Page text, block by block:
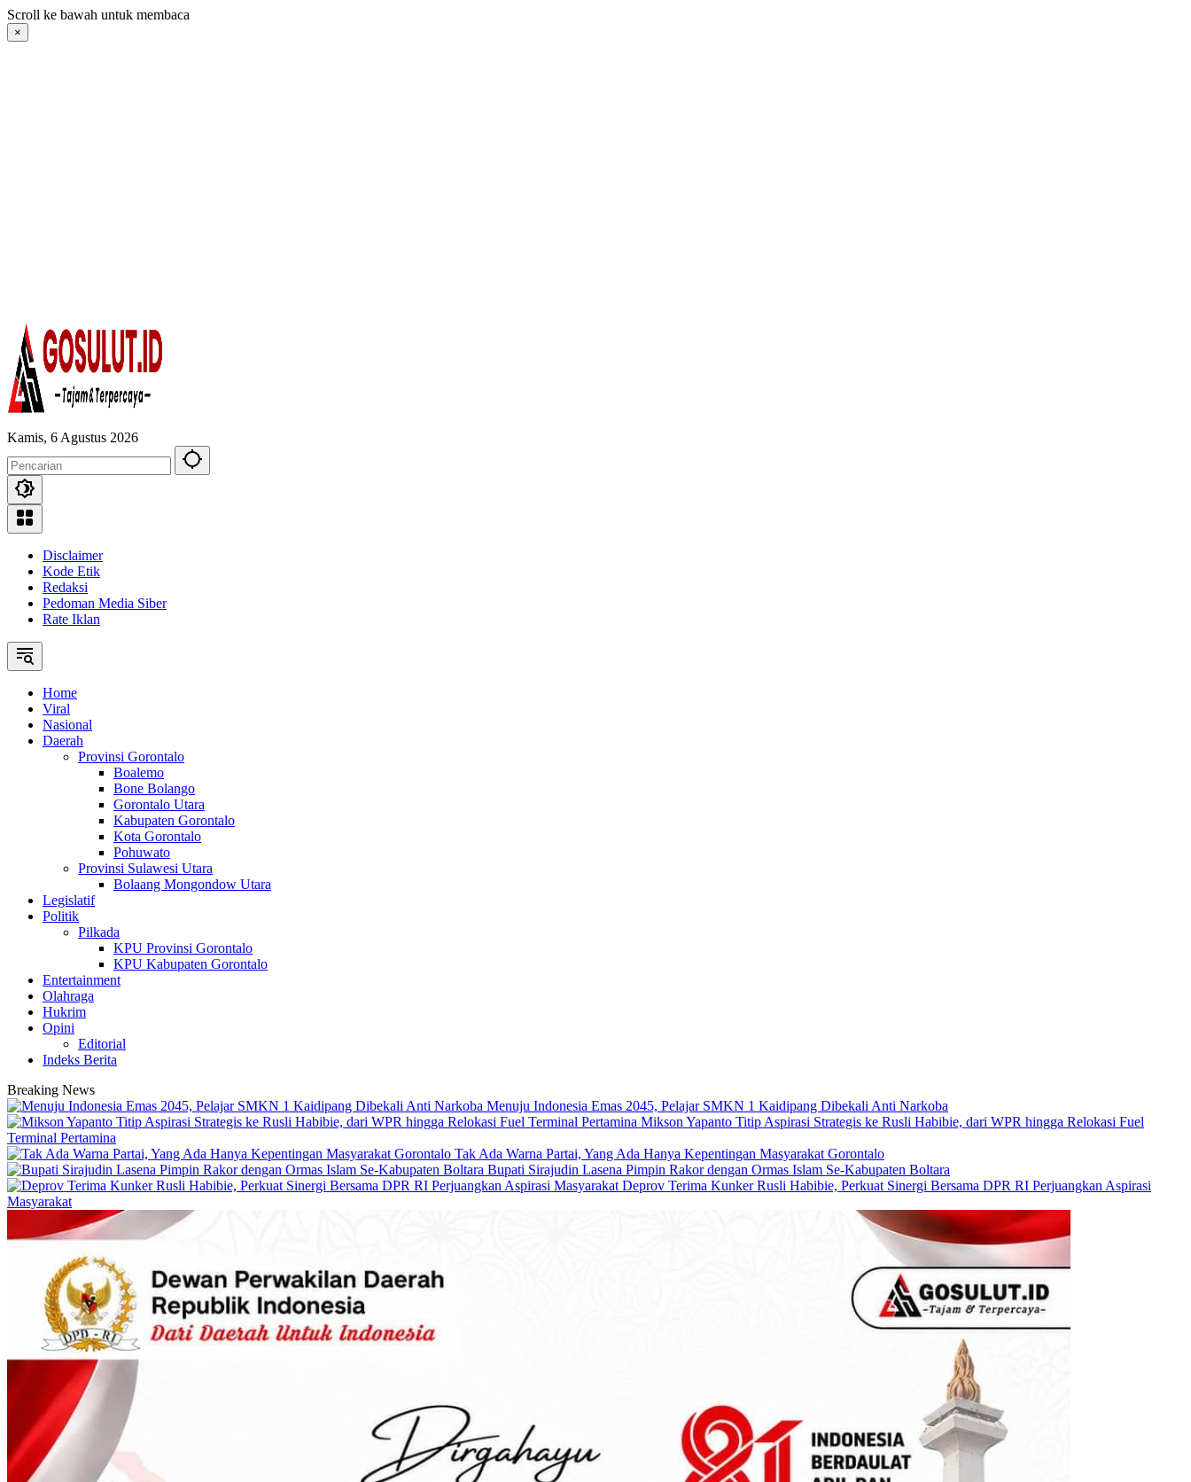
Langsung
ke
konten
Scroll ke bawah untuk membaca
×
Kamis, 6 Agustus 2026
Disclaimer
Kode Etik
Redaksi
Pedoman Media Siber
Rate Iklan
Home
Viral
Nasional
Daerah
Provinsi Gorontalo
Boalemo
Bone Bolango
Gorontalo Utara
Kabupaten Gorontalo
Kota Gorontalo
Pohuwato
Provinsi Sulawesi Utara
Bolaang Mongondow Utara
Legislatif
Politik
Pilkada
KPU Provinsi Gorontalo
KPU Kabupaten Gorontalo
Entertainment
Olahraga
Hukrim
Opini
Editorial
Indeks Berita
Breaking News
Menuju Indonesia Emas 2045, Pelajar SMKN 1 Kaidipang Dibekali Anti Narkoba
Mikson Yapanto Titip Aspirasi Strategis ke Rusli Habibie, dari WPR hingga Relokasi Fuel
Terminal Pertamina
Tak Ada Warna Partai, Yang Ada Hanya Kepentingan Masyarakat Gorontalo
Bupati Sirajudin Lasena Pimpin Rakor dengan Ormas Islam Se-Kabupaten Boltara
Deprov Terima Kunker Rusli Habibie, Perkuat Sinergi Bersama DPR RI Perjuangkan Aspirasi
Masyarakat